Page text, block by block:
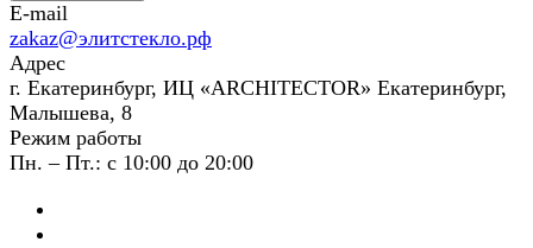
E-mail
zakaz@элитстекло.рф
Адрес
г. Екатеринбург, ИЦ «ARCHITECTOR» Екатеринбург,
Малышева, 8
Режим работы
Пн. – Пт.: с 10:00 до 20:00